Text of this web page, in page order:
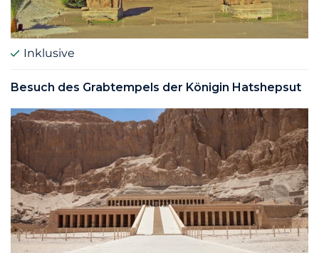
Inklusive
Besuch des Grabtempels der Königin Hatshepsut